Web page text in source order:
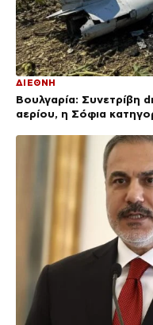
ΔΙΕΘΝΗ
Βουλγαρία: Συνετρίβη
αερίου, η Σόφια